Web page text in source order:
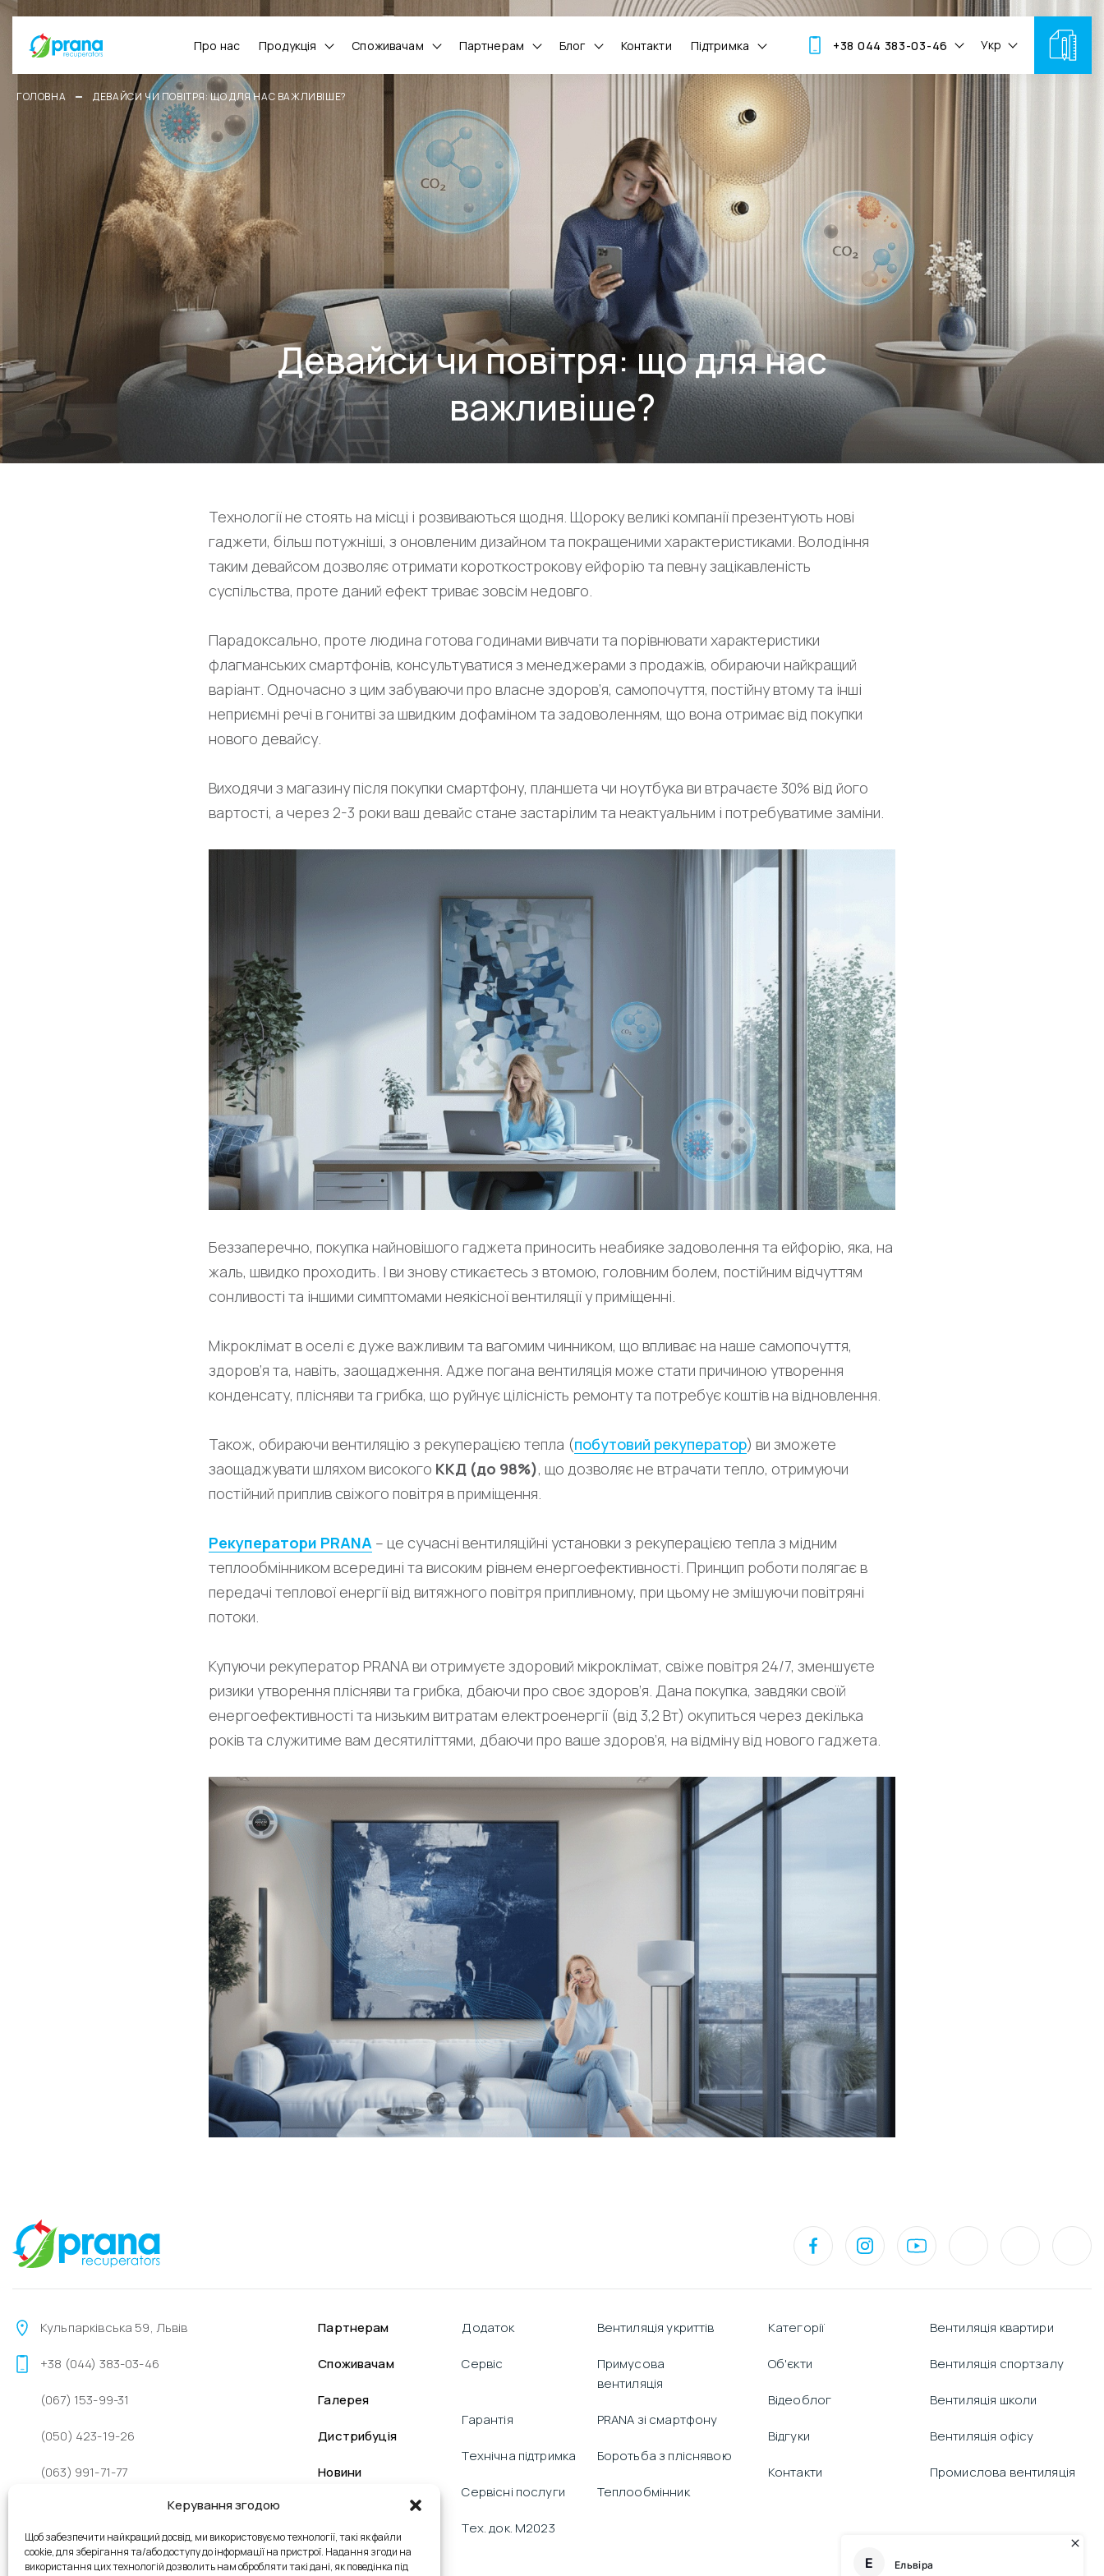
Керування згодою
Щоб забезпечити найкращий досвід, ми використовуємо технології, такі як файли
cookie, для зберігання та/або доступу до інформації на пристрої. Надання згоди на
використання цих технологій дозволить нам обробляти такі дані, як поведінка під
Про нас Продукція Споживачам Партнерам Блог Контакти Підтримка +38 044 383-03-46 Укр
ГОЛОВНА ДЕВАЙСИ ЧИ ПОВІТРЯ: ЩО ДЛЯ НАС ВАЖЛИВІШЕ?
Девайси чи повітря: що для нас
важливіше?
Технології не стоять на місці і розвиваються щодня. Щороку великі компанії презентують нові
гаджети, більш потужніші, з оновленим дизайном та покращеними характеристиками. Володіння
таким девайсом дозволяє отримати короткострокову ейфорію та певну зацікавленість
суспільства, проте даний ефект триває зовсім недовго.
Парадоксально, проте людина готова годинами вивчати та порівнювати характеристики
флагманських смартфонів, консультуватися з менеджерами з продажів, обираючи найкращий
варіант. Одночасно з цим забуваючи про власне здоров’я, самопочуття, постійну втому та інші
неприємні речі в гонитві за швидким дофаміном та задоволенням, що вона отримає від покупки
нового девайсу.
Виходячи з магазину після покупки смартфону, планшета чи ноутбука ви втрачаєте 30% від його
вартості, а через 2-3 роки ваш девайс стане застарілим та неактуальним і потребуватиме заміни.
Беззаперечно, покупка найновішого гаджета приносить неабияке задоволення та ейфорію, яка, на
жаль, швидко проходить. І ви знову стикаєтесь з втомою, головним болем, постійним відчуттям
сонливості та іншими симптомами неякісної вентиляції у приміщенні.
Мікроклімат в оселі є дуже важливим та вагомим чинником, що впливає на наше самопочуття,
здоров’я та, навіть, заощадження. Адже погана вентиляція може стати причиною утворення
конденсату, плісняви та грибка, що руйнує цілісність ремонту та потребує коштів на відновлення.
Також, обираючи вентиляцію з рекуперацією тепла (побутовий рекуператор) ви зможете
заощаджувати шляхом високого ККД (до 98%), що дозволяє не втрачати тепло, отримуючи
постійний приплив свіжого повітря в приміщення.
Рекуператори PRANA– це сучасні вентиляційні установки з рекуперацією тепла з мідним
теплообмінником всередині та високим рівнем енергоефективності. Принцип роботи полягає в
передачі теплової енергії від витяжного повітря припливному, при цьому не змішуючи повітряні
потоки.
Купуючи рекуператор PRANA ви отримуєте здоровий мікроклімат, свіже повітря 24/7, зменшуєте
ризики утворення плісняви та грибка, дбаючи про своє здоров’я. Дана покупка, завдяки своїй
енергоефективності та низьким витратам електроенергії (від 3,2 Вт) окупиться через декілька
років та служитиме вам десятиліттями, дбаючи про ваше здоров’я, на відміну від нового гаджета.
Кульпарківська 59, Львів
+38 (044) 383-03-46
(067) 153-99-31
(050) 423-19-26
(063) 991-71-77
+38 (096) 262-48-98
Партнерам
Споживачам
Галерея
Дистрибуція
Новини
Додаток Вентиляція укриттів
Сервіс
Примусова
вентиляція
Гарантія PRANA зі смартфону
Технічна підтримка Боротьба з пліснявою
Сервісні послуги Теплообмінник
Тех. док. M2023
Категорії Вентиляція квартири
Об'єкти Вентиляція спортзалу
Відеоблог Вентиляція школи
Відгуки Вентиляція офісу
Контакти Промислова вентиляція